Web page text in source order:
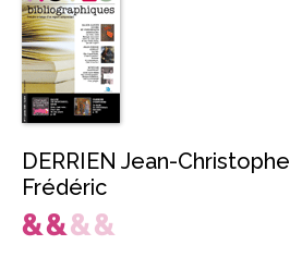
DERRIEN Jean-Christophe
Frédéric